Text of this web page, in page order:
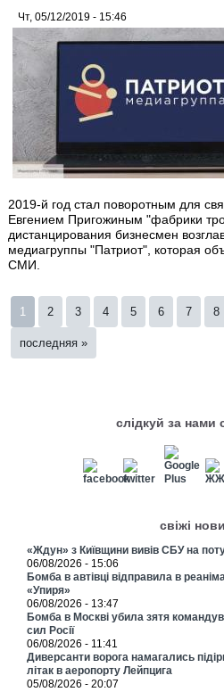
Чт, 05/12/2019 - 15:46
2019-й год стал поворотным для
Евгением Пригожиным "фабрики
дистанцирования бизнесмен
медиагруппы "Патриот", которая
СМИ.
Страницы
1 2 3 4 5 6 7 8
последняя »
слідкуй за нами
свіжі
«Ждун» з Київщини вивів СБУ на
06/08/2026 - 15:06
Бомба в автівці відправила в
«Упиря»
06/08/2026 - 13:47
Бомба в Москві убила зятя
сил Росії
06/08/2026 - 11:41
Диверсанти ворога намагались
літак в аеропорту Лейпцига
05/08/2026 - 20:07